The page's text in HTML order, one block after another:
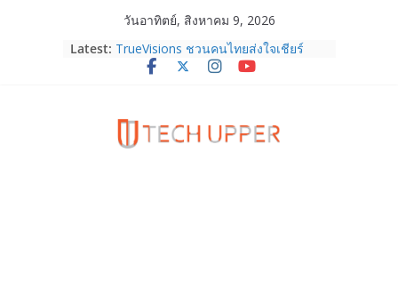
วันอาทิตย์, สิงหาคม 9, 2026
Latest:
HUAWEI Pura 90s Series 5G+ ซื้อกับ
True 5G ลดสูงสุด 19,400 บาท พร้อม
สิทธิพิเศษครบครันทั้งความบันเทิง และ
“เนเน่ รอยัล” บนเวทีโลก ร่วมลุ้นทุก
โมเมนต์สำคัญใน AMERICA’S GOT